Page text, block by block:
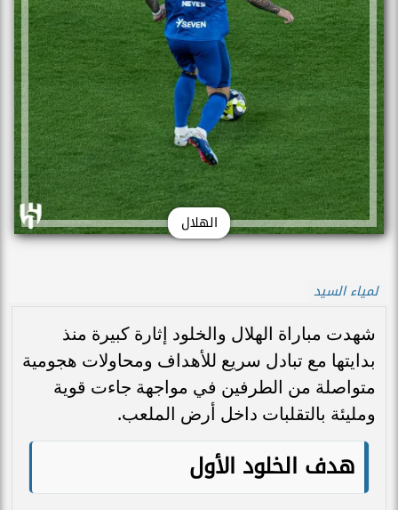
الهلال
لمياء السيد
شهدت مباراة الهلال والخلود إثارة كبيرة منذ
بدايتها مع تبادل سريع للأهداف ومحاولات هجومية
متواصلة من الطرفين في مواجهة جاءت قوية
ومليئة بالتقلبات داخل أرض الملعب.
هدف الخلود الأول